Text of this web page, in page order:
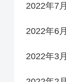
2022年7月
2022年6月
2022年3月